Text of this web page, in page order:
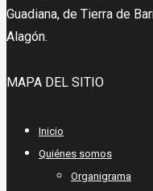
Guadiana, de Tierra de
Alagón.
MAPA DEL SITIO
Inicio
Quiénes somos
Organigrama